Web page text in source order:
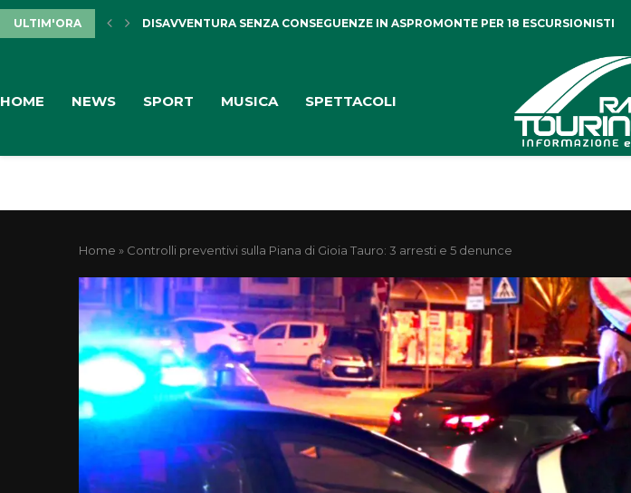
ULTIM'ORA DISAVVENTURA SENZA CONSEGUENZE IN ASPROMONTE PER 18 ESCURSIONISTI
HOME NEWS SPORT MUSICA SPETTACOLI
Home » Controlli preventivi sulla Piana di Gioia Tauro: 3 arresti e 5 denunce